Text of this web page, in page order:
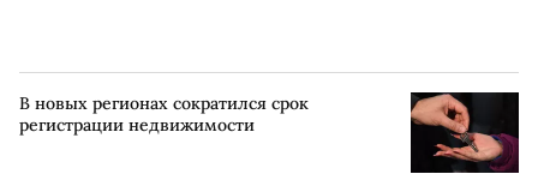
В новых регионах сократился срок
регистрации недвижимости